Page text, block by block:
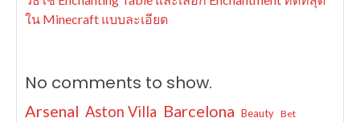
ใน Minecraft แบบละเอียด
No comments to show.
Arsenal Aston Villa Barcelona Beauty Bet